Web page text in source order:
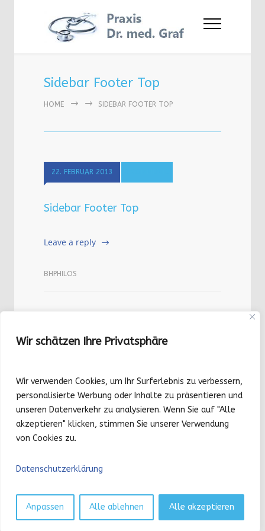
Wir schätzen Ihre Privatsphäre
Wir verwenden Cookies, um Ihr Surferlebnis zu verbessern,
personalisierte Werbung oder Inhalte zu präsentieren und
unseren Datenverkehr zu analysieren. Wenn Sie auf "Alle
akzeptieren" klicken, stimmen Sie unserer Verwendung
von Cookies zu.
Datenschutzerklärung
Anpassen Alle ablehnen Alle akzeptieren
Sidebar Footer Top
HOME SIDEBAR FOOTER TOP
22. FEBRUAR 2013
Sidebar Footer Top
Leave a reply
BHPHILOS
© 2020 mc4 IT GmbH. All Rights Reserved.
Copyright 2026mc4 IT GmbH. | Letzte Aktualisierung: 02.01.2026